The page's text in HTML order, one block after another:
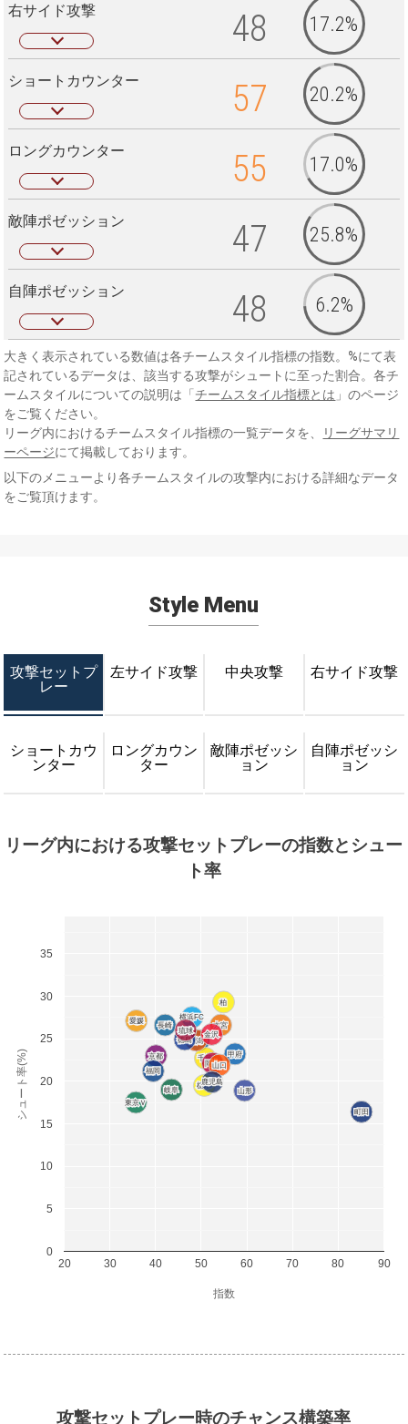
右サイド攻撃 48 17.2%
ショートカウンター 57 20.2%
ロングカウンター 55 17.0%
敵陣ポゼッション 47 25.8%
自陣ポゼッション 48 6.2%
大きく表示されている数値は各チームスタイル指標の指数。%にて表
記されているデータは、該当する攻撃がシュートに至った割合。各チ
ームスタイルについての説明は「 チームスタイル指標とは 」のページ
をご覧ください。
リーグ内におけるチームスタイル指標の一覧データを、
リーグサマリ
ーページにて掲載しております。
以下のメニューより各チームスタイルの攻撃内における詳細なデータ
をご覧頂けます。
Style Menu
攻撃セットプ
レー
左サイド攻撃 中央攻撃 右サイド攻撃
ショートカウ
ンター
ロングカウン
ター
敵陣ポゼッシ
ョン
自陣ポゼッシ
ョン
リーグ内における攻撃セットプレーの指数とシュー
ト率
山形
山形
水戸
水戸
栃木
栃木
大宮
大宮
千葉
千葉
柏
柏
東京Ｖ
東京Ｖ
町田
町田
横浜FC
横浜FC
甲府
甲府
新潟
新潟
金沢
金沢
岐阜
岐阜
京都
京都
岡山
岡山山口
山口
徳島
徳島
愛媛
愛媛
福岡
福岡
長崎
長崎
鹿児島
鹿児島
琉球
琉球
20 30 40 50 60 70 80 90
0
5
10
15
20
25
30
35
指数
シュート率(%)
攻撃セットプレー時のチャンス構築率